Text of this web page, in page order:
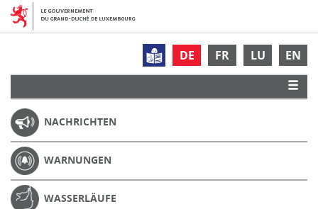
DE FR LU EN
NACHRICHTEN
WARNUNGEN
WASSERLÄUFE